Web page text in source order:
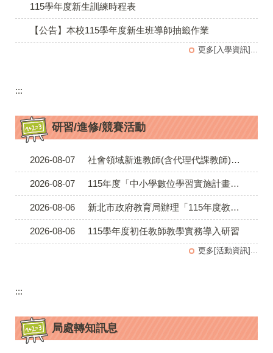
115學年度新生訓練時程表
【公告】本校115學年度新生班導師抽籤作業
更多[入學資訊]...
:::
研習/進修/競賽活動
2026-08-07 社會領域新進教師(含代理代課教師)在數位互動式課堂實作工作坊
2026-08-07 115年度「中小學數位學習實施計畫」跨校聯盟數位學習增能研習-國小9組北勢國小場次
2026-08-06 新北市政府教育局辦理「115年度教師專業成長研習實施計畫－夢的N次方素養工作坊新北場」
2026-08-06 115學年度初任教師教學實務導入研習
更多[活動資訊]...
:::
局處轉知訊息